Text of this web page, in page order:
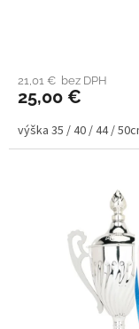
21,01 € bez DPH
25,00 €
výška 35 / 40 / 44 /